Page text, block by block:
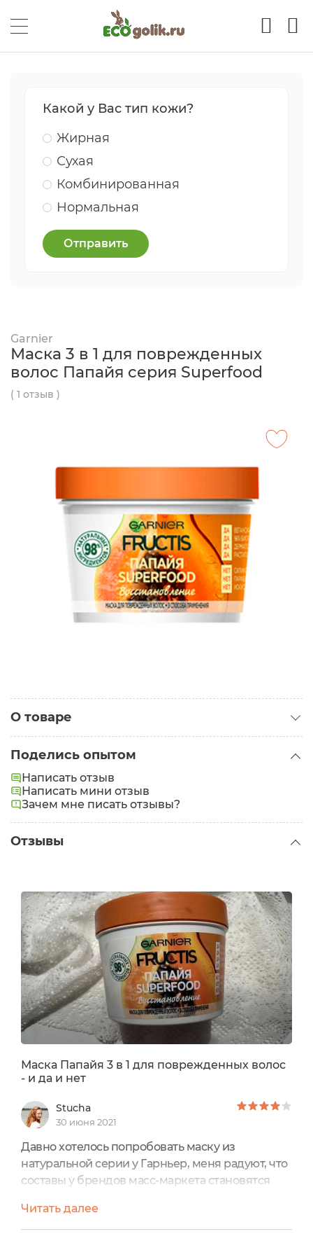
Какой у Вас тип кожи?
Жирная
Сухая
Комбинированная
Нормальная
Отправить
Garnier
Маска 3 в 1 для поврежденных
волос Папайя серия Superfood
( 1 отзыв )
О товаре
Тип волос:
Поврежденные
Поделись опытом
Написать отзыв
Написать мини отзыв
Зачем мне писать отзывы?
Отзывы
Маска Папайя 3 в 1 для поврежденных волос
- и да и нет
Stucha
30 июня 2021
Давно хотелось попробовать маску из
натуральной серии у Гарньер, меня радуют, что
составы у брендов масс-маркета становятся
направлении. И вот когда мои запасы были
потрачены, я взяла ее по выгодной акции. В
Читать далее